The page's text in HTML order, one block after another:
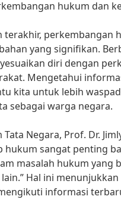
hukum dan
terakhir, perkembangan
yang signifikan.
diri dengan
Mengetahui
kita untuk lebih
sebagai warga negara.
Negara, Prof. Dr.
hukum sangat penting
masalah hukum yang
Hal ini
informasi